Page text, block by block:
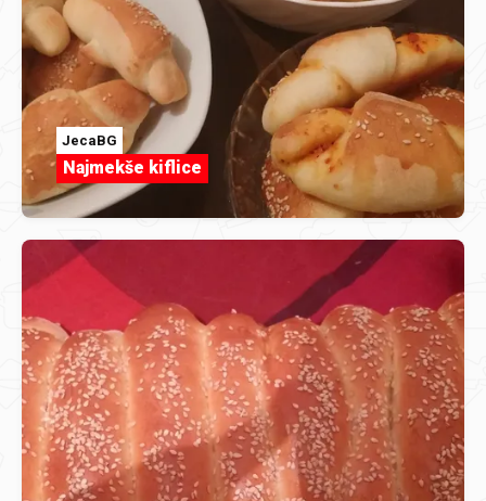
JecaBG
Najmekše kiflice